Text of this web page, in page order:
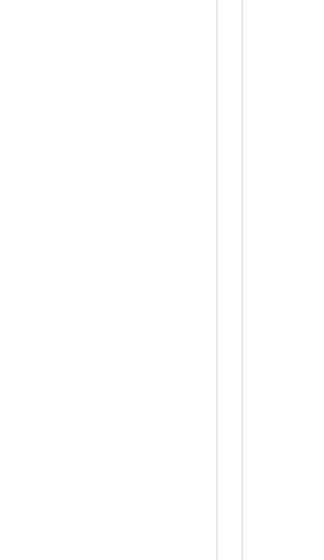
(
(
1.
2.
3.
(
二
见